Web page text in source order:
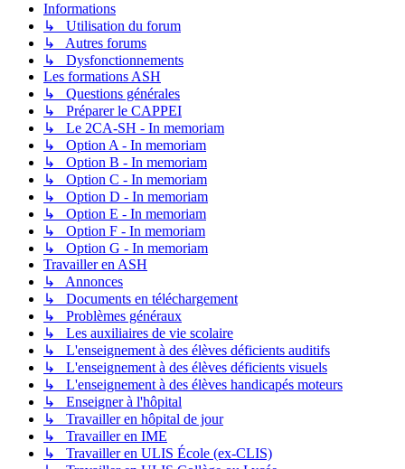
Informations
↳ Utilisation du forum
↳ Autres forums
↳ Dysfonctionnements
Les formations ASH
↳ Questions générales
↳ Préparer le CAPPEI
↳ Le 2CA-SH - In memoriam
↳ Option A - In memoriam
↳ Option B - In memoriam
↳ Option C - In memoriam
↳ Option D - In memoriam
↳ Option E - In memoriam
↳ Option F - In memoriam
↳ Option G - In memoriam
Travailler en ASH
↳ Annonces
↳ Documents en téléchargement
↳ Problèmes généraux
↳ Les auxiliaires de vie scolaire
↳ L'enseignement à des élèves déficients auditifs
↳ L'enseignement à des élèves déficients visuels
↳ L'enseignement à des élèves handicapés moteurs
↳ Enseigner à l'hôpital
↳ Travailler en hôpital de jour
↳ Travailler en IME
↳ Travailler en ULIS École (ex-CLIS)